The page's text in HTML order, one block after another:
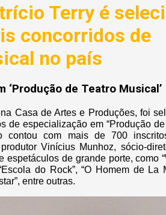
Terry é
concorridos de
no país
de Teatro Musical’
Casa de Artes e Produções, foi
especialização em “Produção de
contou com mais de 700
Vinícius Munhoz, sócio-
de grande porte, como
do Rock”, “O Homem de La
entre outras.